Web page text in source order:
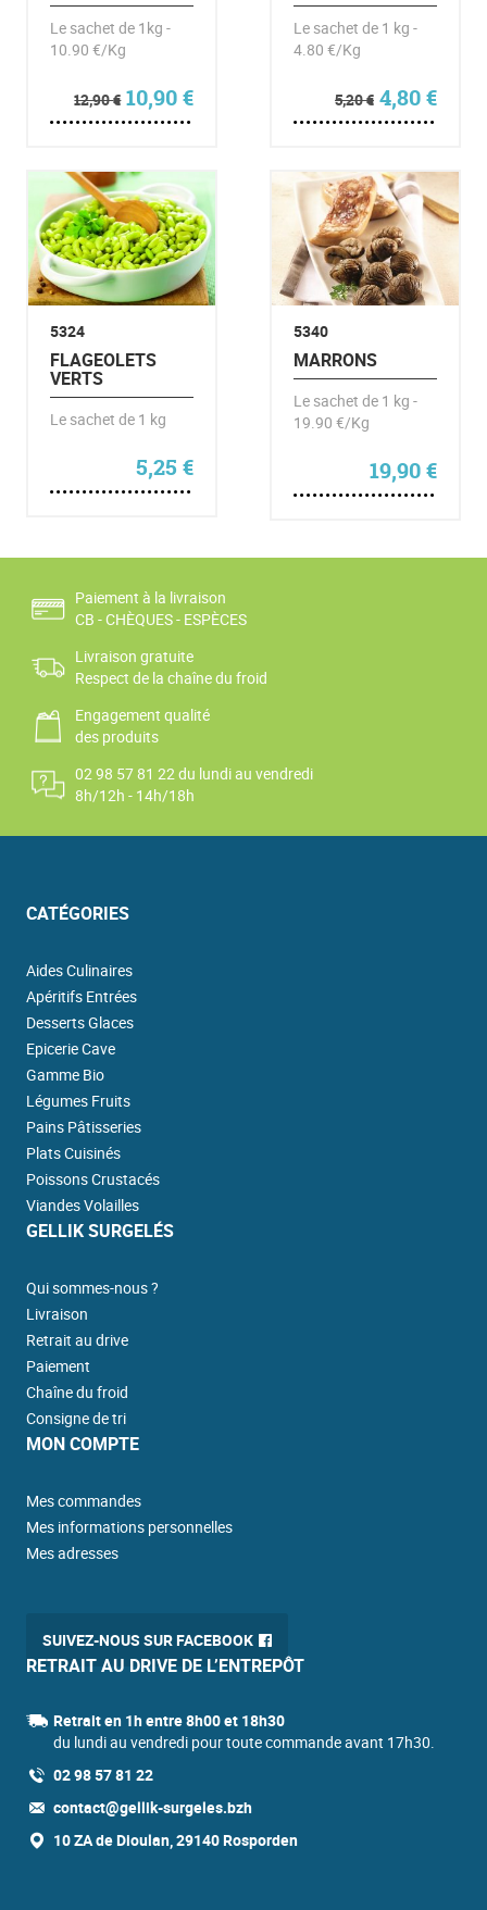
Le sachet de 1kg -
10.90 €/Kg
12,90€ Le prix initial était : 12,90 €.
10,90€Le prix actuel est : 10,90 €.
Le sachet de 1 kg -
4.80 €/Kg
5,20€ Le prix
4,80€Le
5324
FLAGEOLETS
VERTS
Le sachet de 1 kg
5,25€
5340
MARRONS
Le sachet de 1 kg -
19.90 €/Kg
19,90€
Paiement à la livraison
CB - CHÈQUES - ESPÈCES
Livraison gratuite
Respect de la chaîne du froid
Engagement qualité
des produits
02 98 57 81 22 du lundi au vendredi
8h/12h - 14h/18h
CATÉGORIES
Aides Culinaires
Apéritifs Entrées
Desserts Glaces
Epicerie Cave
Gamme Bio
Légumes Fruits
Pains Pâtisseries
Plats Cuisinés
Poissons Crustacés
Viandes Volailles
GELLIK SURGELÉS
Qui sommes-nous ?
Livraison
Retrait au drive
Paiement
Chaîne du froid
Consigne de tri
MON COMPTE
Mes commandes
Mes informations personnelles
Mes adresses
SUIVEZ-NOUS SUR FACEBOOK
RETRAIT AU DRIVE DE L’ENTREPÔT
Retrait en 1h entre 8h00 et 18h30
du lundi au vendredi pour toute commande avant 17h30.
02 98 57 81 22
contact@gellik-surgeles.bzh
10 ZA de Dioulan, 29140 Rosporden